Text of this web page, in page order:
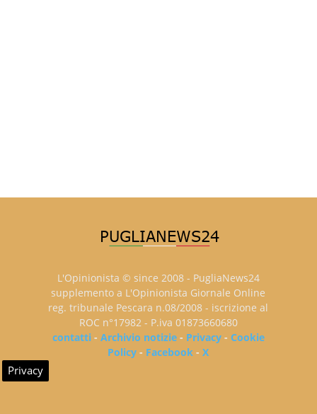
L'Opinionista © since 2008 - PugliaNews24
supplemento a L'Opinionista Giornale Online
reg. tribunale Pescara n.08/2008 - iscrizione al
ROC n°17982 - P.iva 01873660680
contatti- Archivio notizie- Privacy- Cookie
Policy - Facebook -X
Privacy